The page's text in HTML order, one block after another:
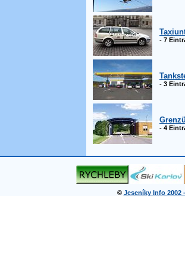
- 7
- 3
- 4
© Jeseníky Info 2002